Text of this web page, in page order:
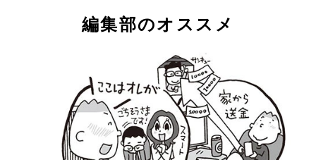
編集部のオススメ